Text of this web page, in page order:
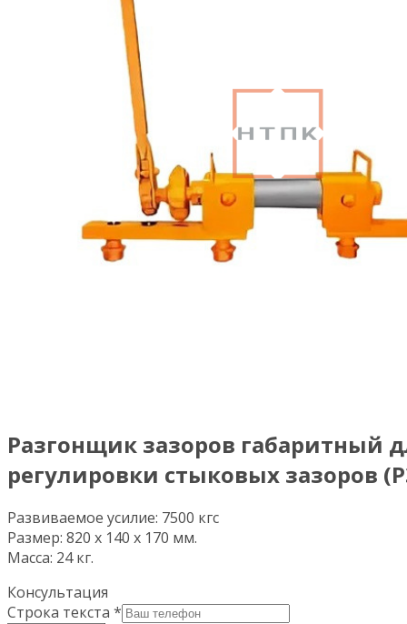
Разгонщик зазоров габаритный
регулировки стыковых зазоров
Развиваемое усилие: 7500 кгс
Размер: 820 х 140 х 170 мм.
Масса: 24 кг.
Консультация
Строка текста *